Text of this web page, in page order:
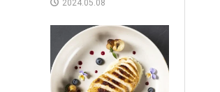
2024.05.08